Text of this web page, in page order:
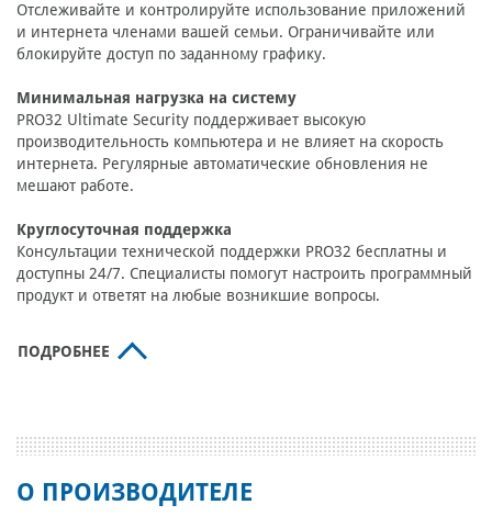
Отслеживайте и контролируйте использование приложений
и интернета членами вашей семьи. Ограничивайте или
блокируйте доступ по заданному графику.
Минимальная нагрузка на систему
PRO32 Ultimate Security поддерживает высокую
производительность компьютера и не влияет на скорость
интернета. Регулярные автоматические обновления не
мешают работе.
Круглосуточная поддержка
Консультации технической поддержки PRO32 бесплатны и
доступны 24/7. Специалисты помогут настроить программный
продукт и ответят на любые возникшие вопросы.
ПОДРОБНЕЕ
О ПРОИЗВОДИТЕЛЕ